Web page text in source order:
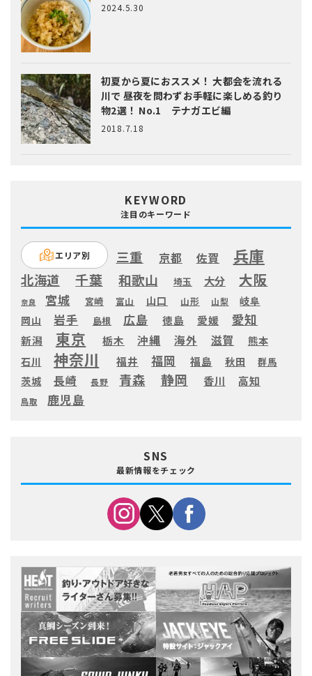
2024.5.30
初夏から夏におススメ！ 大都会を流れる
川で 昼夜を問わずお手軽に楽しめる釣り
物2選！ No.1 テナガエビ編
2018.7.18
KEYWORD
注目のキーワード
エリア別 三重 京都 佐賀 兵庫
北海道 千葉 和歌山 埼玉 大分 大阪
奈良 宮城 宮崎 富山 山口 山形 山梨
岐阜
岡山
岩手 島根 広島 徳島 愛媛 愛知
新潟 東京 栃木 沖縄 海外 滋賀
熊本
石川
神奈川 福井 福岡 福島 秋田 群馬
茨城 長崎 長野 青森 静岡 香川 高知
鳥取 鹿児島
SNS
最新情報をチェック